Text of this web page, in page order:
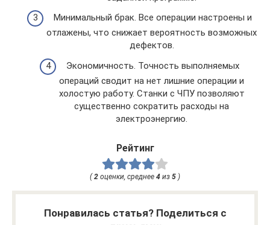
Минимальный брак. Все операции настроены и
отлажены, что снижает вероятность возможных
дефектов.
Экономичность. Точность выполняемых
операций сводит на нет лишние операции и
холостую работу. Станки с ЧПУ позволяют
существенно сократить расходы на
электроэнергию.
Рейтинг
(2 оценки, среднее 4 из 5 )
Понравилась статья? Поделиться с